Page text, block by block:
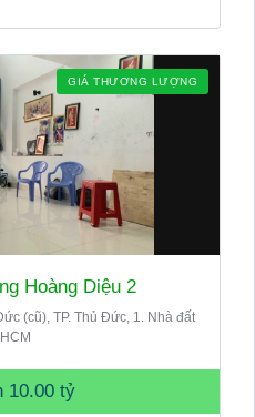
GIÁ THƯƠNG LƯỢNG
Hoàng Diệu 2
(cũ), TP. Thủ Đức, 1. Nhà đất
10.00 tỷ